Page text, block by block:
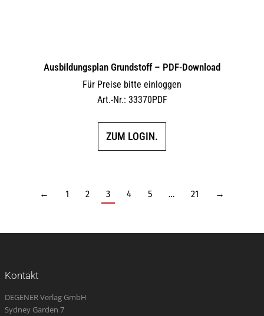
Ausbildungsplan Grundstoff – PDF-Download
Für Preise bitte einloggen
Art.-Nr.: 33370PDF
ZUM LOGIN.
← 1 2 3 4 5 … 21 →
Kontakt
DEGENER Verlag GmbH
Sydney Garden 7